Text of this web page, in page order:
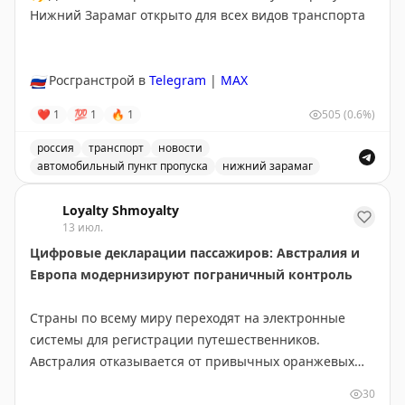
Погода
Закат в 20.59
🔗 Остаемся с вами на связи на всех ресурсах.
Подписывайтесь на наш канал в MAX
Нижний Зарамаг открыто для всех видов транспорта
🇷🇺Росгранстрой в Telegram | MAX
❤ 1 💯 1 🔥 1 505 (0.6%)
россия транспорт
новости
автомобильный пункт пропуска
нижний зарамаг
Loyalty Shmoyalty
13 июл.
Цифровые декларации пассажиров: Австралия и
Европа модернизируют пограничный контроль
Страны по всему миру переходят на электронные
системы для регистрации путешественников.
Австралия отказывается от привычных оранжевых
30